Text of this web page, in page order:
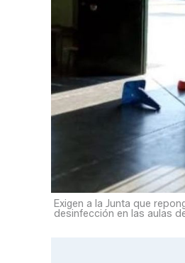
Exigen a la Junta que
desinfección en las aulas